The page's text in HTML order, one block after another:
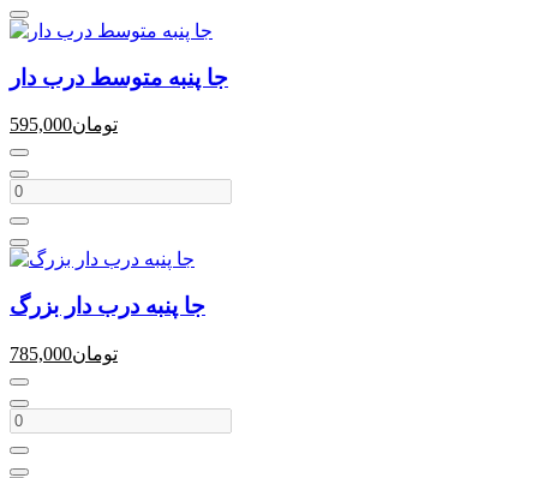
جا پنبه متوسط درب دار
595,000تومان
جا پنبه درب دار بزرگ
785,000تومان